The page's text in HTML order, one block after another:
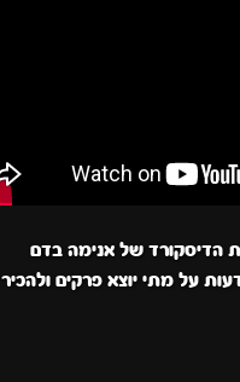
הדיסקורד של אנימה בדם
על מתי יוצא פרקים ולהכיר